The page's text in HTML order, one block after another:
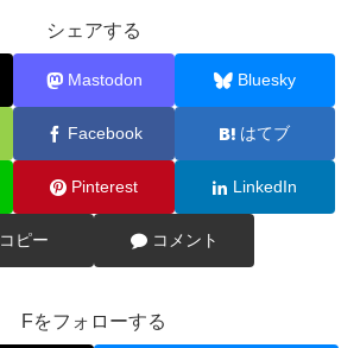
シェアする
Mastodon Bluesky
Facebook はてブ
Pinterest LinkedIn
コピー コメント
Fをフォローする